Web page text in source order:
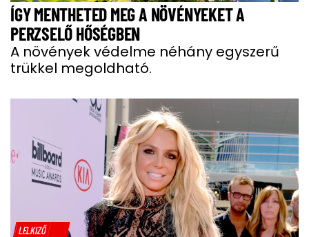
ÍGY MENTHETED MEG A NÖVÉNYEKET A
PERZSELŐ HŐSÉGBEN
A növények védelme néhány egyszerű
trükkel megoldható.
LELKIZŐ